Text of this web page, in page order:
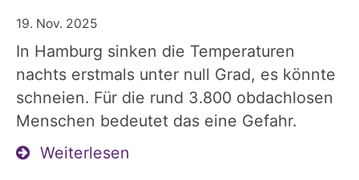
19. Nov. 2025
In Hamburg sinken die Temperaturen
nachts erstmals unter null Grad, es könnte
schneien. Für die rund 3.800 obdachlosen
Menschen bedeutet das eine Gefahr.
Weiterlesen